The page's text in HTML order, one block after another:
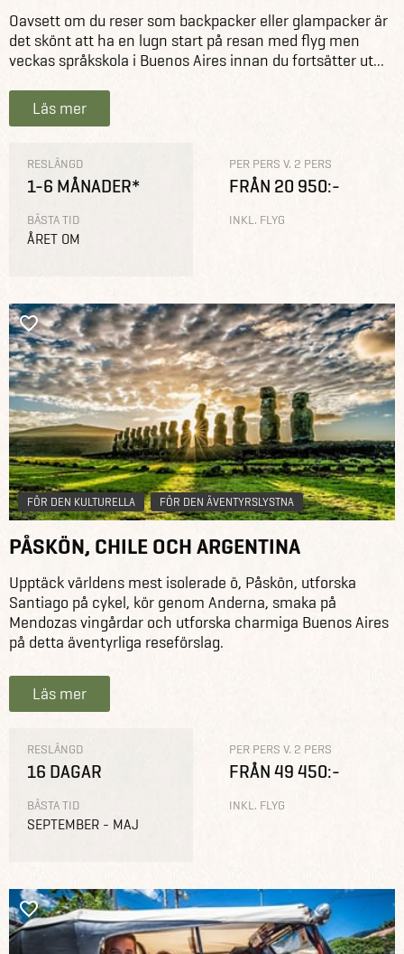
Oavsett om du reser som backpacker eller glampacker är
det skönt att ha en lugn start på resan med flyg men
veckas språkskola i Buenos Aires innan du fortsätter ut...
Läs mer
RESLÄNGD
1-6 MÅNADER*
BÄSTA TID
ÅRET OM
PER PERS V. 2 PERS
FRÅN 20 950:-
INKL. FLYG
FÖR DEN KULTURELLA FÖR DEN ÄVENTYRSLYSTNA
PÅSKÖN, CHILE OCH ARGENTINA
Upptäck världens mest isolerade ö, Påskön, utforska
Santiago på cykel, kör genom Anderna, smaka på
Mendozas vingårdar och utforska charmiga Buenos Aires
på detta äventyrliga reseförslag.
Läs mer
RESLÄNGD
16 DAGAR
BÄSTA TID
SEPTEMBER - MAJ
PER PERS V. 2 PERS
FRÅN 49 450:-
INKL. FLYG